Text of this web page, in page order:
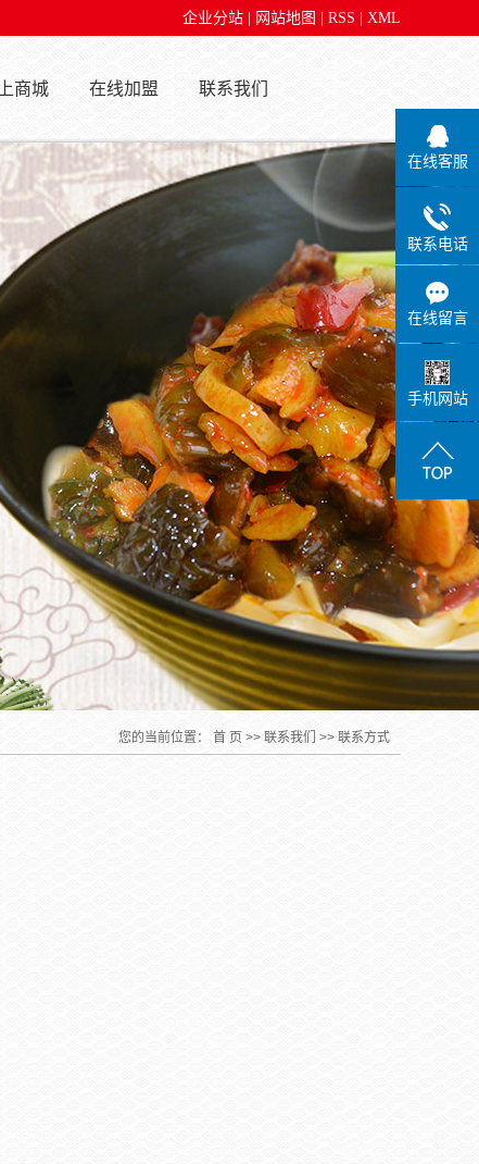
企业分站 网站地图 RSS XML
商城 在线加盟 联系我们
您的当前位置： 首 页 >> 联系我们 >> 联系方式
在线客服
联系电话
在线留言
手机网站